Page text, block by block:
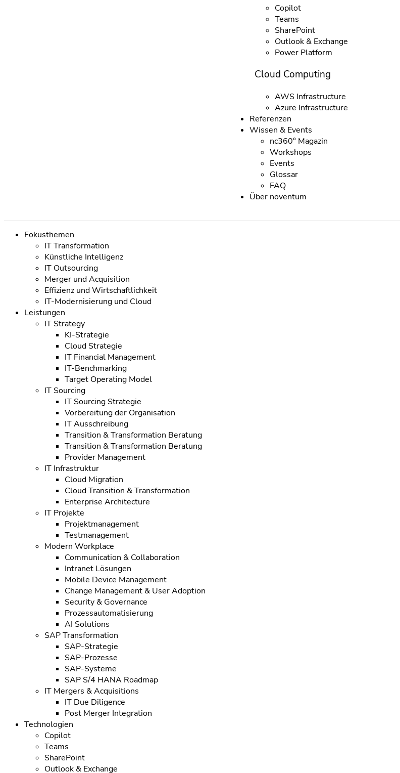
Copilot
Teams
SharePoint
Outlook & Exchange
Power Platform
Cloud Computing
AWS Infrastructure
Azure Infrastructure
Referenzen
Wissen & Events
nc360° Magazin
Workshops
Events
Glossar
FAQ
Über noventum
Navigation
überspringen
Fokusthemen
IT Transformation
Künstliche Intelligenz
IT Outsourcing
Merger und Acquisition
Effizienz und Wirtschaftlichkeit
IT-Modernisierung und Cloud
Leistungen
IT Strategy
KI-Strategie
Cloud Strategie
IT Financial Management
IT-Benchmarking
Target Operating Model
IT Sourcing
IT Sourcing Strategie
Vorbereitung der Organisation
IT Ausschreibung
Transition & Transformation Beratung
Transition & Transformation Beratung
Provider Management
IT Infrastruktur
Cloud Migration
Cloud Transition & Transformation
Enterprise Architecture
IT Projekte
Projektmanagement
Testmanagement
Modern Workplace
Communication & Collaboration
Intranet Lösungen
Mobile Device Management
Change Management & User Adoption
Security & Governance
Prozessautomatisierung
AI Solutions
SAP Transformation
SAP-Strategie
SAP-Prozesse
SAP-Systeme
SAP S/4 HANA Roadmap
IT Mergers & Acquisitions
IT Due Diligence
Post Merger Integration
Technologien
Copilot
Teams
SharePoint
Outlook & Exchange